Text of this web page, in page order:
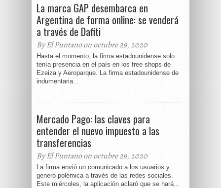
La marca GAP desembarca en
Argentina de forma online: se venderá
a través de Dafiti
By El Puntano on octubre 29, 2020
Hasta el momento, la firma estadounidense solo
tenía presencia en el país en los free shops de
Ezeiza y Aeroparque. La firma estadounidense de
indumentaria...
Mercado Pago: las claves para
entender el nuevo impuesto a las
transferencias
By El Puntano on octubre 29, 2020
La firma envió un comunicado a los usuarios y
generó polémica a través de las redes sociales.
Este miércoles, la aplicación aclaró que se hará...